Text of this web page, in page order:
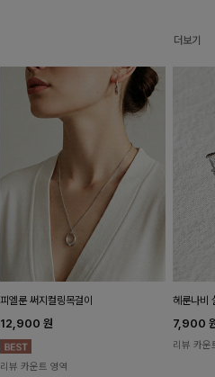
더보기
피엘룬 써지컬링목걸이
12,900 원
리뷰 카운트 영역
헤룬나비
7,900
리뷰 카운